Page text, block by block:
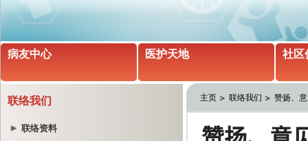
病友中心 医护天地 社区
联络我们
联络资料
主页 联络我们 赞扬、